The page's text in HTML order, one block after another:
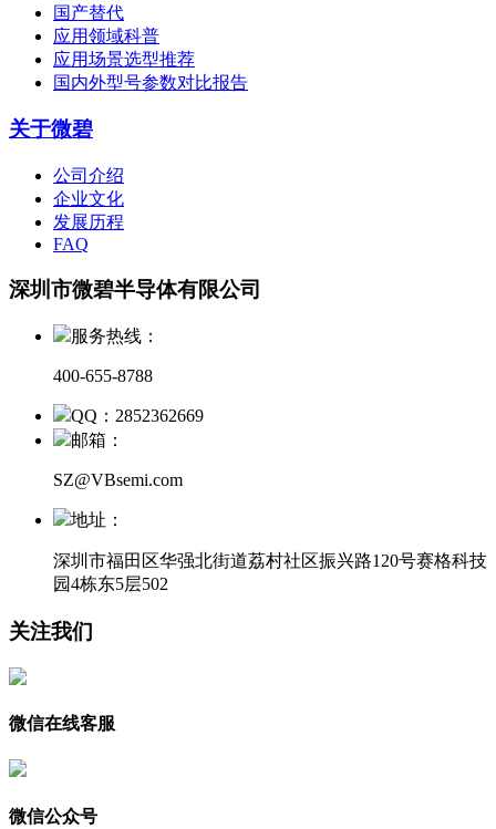
国产替代
应用领域科普
应用场景选型推荐
国内外型号参数对比报告
关于微碧
公司介绍
企业文化
发展历程
FAQ
深圳市微碧半导体有限公司
服务热线：
400-655-8788
QQ：2852362669
邮箱：
SZ@VBsemi.com
地址：
深圳市福田区华强北街道荔村社区振兴路120号赛格科技
园4栋东5层502
关注我们
微信在线客服
微信公众号